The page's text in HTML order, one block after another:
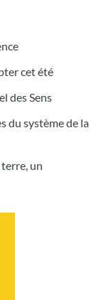
cet été
des Sens
du système de la
un